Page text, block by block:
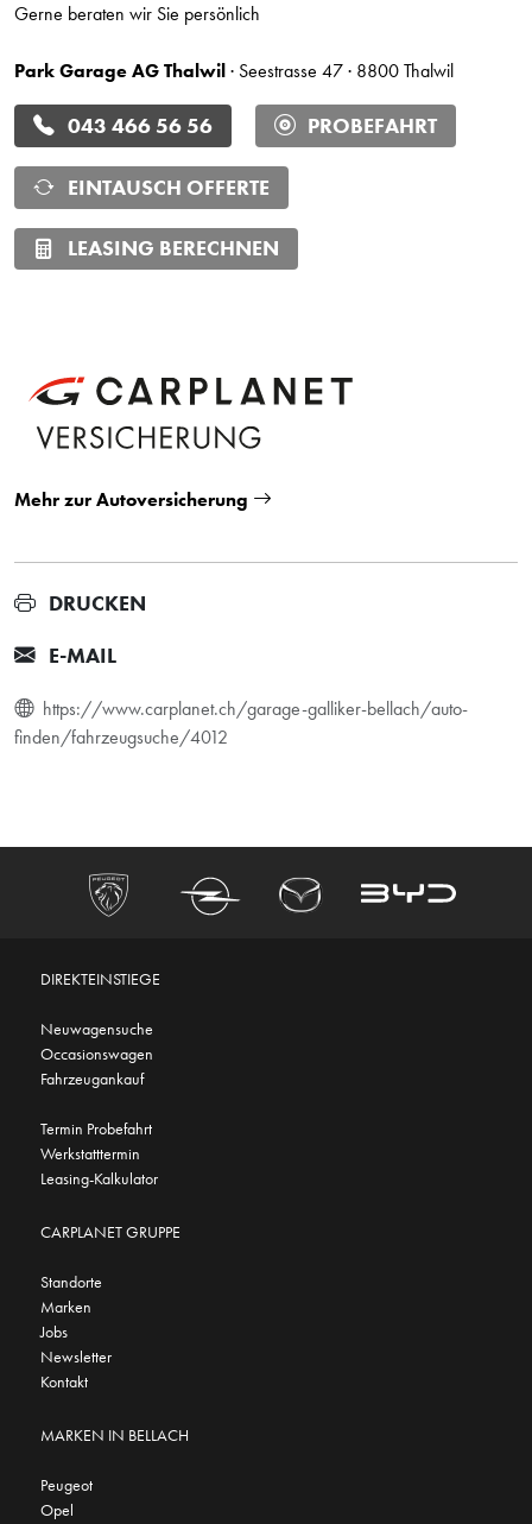
Gerne beraten wir Sie persönlich
Park Garage AG Thalwil· Seestrasse 47 · 8800 Thalwil
043 466 56 56 PROBEFAHRT
EINTAUSCH OFFERTE
LEASING BERECHNEN
Mehr zur Autoversicherung
DRUCKEN
E-MAIL
https://www.carplanet.ch/garage-galliker-bellach/auto-
finden/fahrzeugsuche/4012
DIREKTEINSTIEGE
Neuwagensuche
Occasionswagen
Fahrzeugankauf
Termin Probefahrt
Werkstatttermin
Leasing-Kalkulator
CARPLANET GRUPPE
Standorte
Marken
Jobs
Newsletter
Kontakt
MARKEN IN BELLACH
Peugeot
Opel